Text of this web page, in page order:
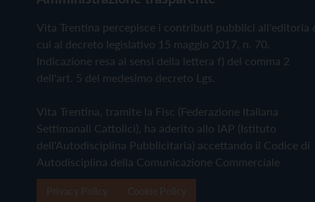
Vita Trentina percepisce i contributi pubblici all'editoria
cui al decreto legislativo 15 maggio 2017, n. 70.
Indicazione resa ai sensi della lettera f) del comma 2
dell'art. 5 del medesimo decreto Lgs.
Vita Trentina, tramite la Fisc (Federazione Italiana
Settimanali Cattolici), ha aderito allo IAP (Istituto
dell'Autodisciplina Pubblicitaria) accettando il Codice di
Autodisciplina della Comunicazione Commerciale